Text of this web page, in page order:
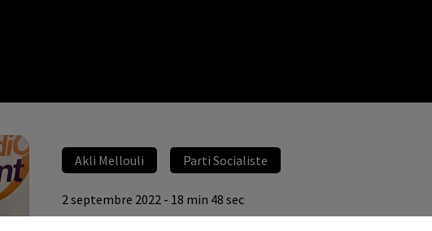
Akli Mellouli Parti Socialiste
2 septembre 2022 - 18 min 48 sec